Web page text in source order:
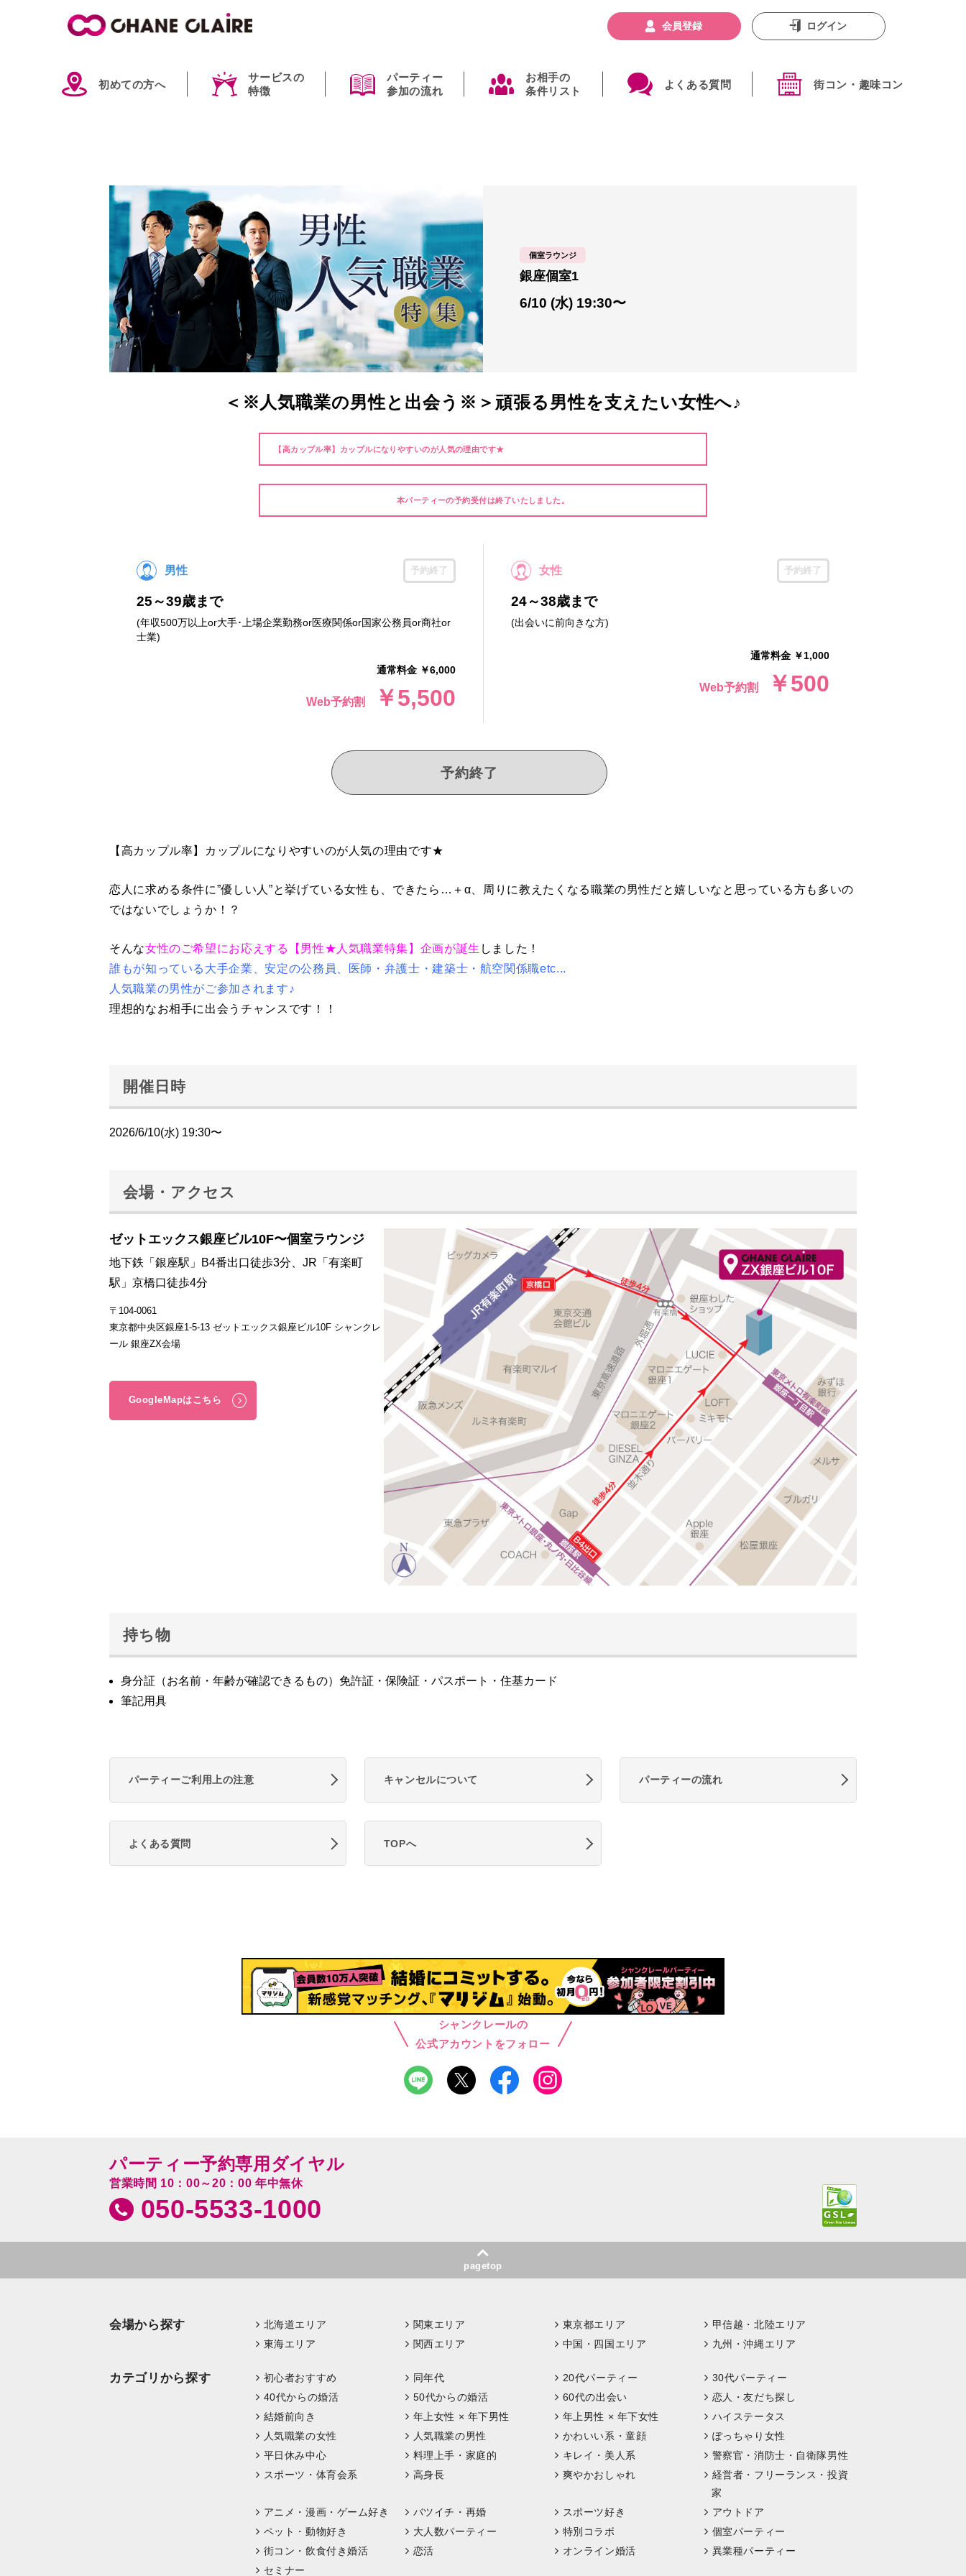
初めての方へ
サービスの
特徴
パーティー
参加の流れ
お相手の
条件リスト
よくある質問 街コン・趣味コン
会員登録 ログイン
6/10 (水) 19:30〜
個室ラウンジ
銀座個室1
＜※人気職業の男性と出会う※＞頑張る男性を支えたい女性へ♪
【高カップル率】カップルになりやすいのが人気の理由です★
本パーティーの予約受付は終了いたしました。
男性 予約終了
25～39歳まで
(年収500万以上or大手･上場企業勤務or医療関係or国家公務員or商社or
士業)
通常料金 ￥6,000
Web予約割 ￥5,500
女性 予約終了
24～38歳まで
(出会いに前向きな方)
通常料金 ￥1,000
Web予約割 ￥500
予約終了
【高カップル率】カップルになりやすいのが人気の理由です★
恋人に求める条件に”優しい人”と挙げている女性も、できたら…＋α、周りに教えたくなる職業の男性だと嬉しいなと思っている方も多いの
ではないでしょうか！？
そんな女性のご希望にお応えする【男性★人気職業特集】企画が誕生 しました！
誰もが知っている大手企業、安定の公務員、医師・弁護士・建築士・航空関係職etc...
人気職業の男性がご参加されます♪
理想的なお相手に出会うチャンスです！！
開催日時
2026/6/10(水) 19:30〜
会場・アクセス
ゼットエックス銀座ビル10F〜個室ラウンジ
地下鉄「銀座駅」B4番出口徒歩3分、JR「有楽町
駅」京橋口徒歩4分
〒104-0061
東京都中央区銀座1-5-13 ゼットエックス銀座ビル10F シャンクレ
ール 銀座ZX会場
GoogleMapはこちら
持ち物
身分証（お名前・年齢が確認できるもの）免許証・保険証・パスポート・住基カード
筆記用具
パーティーご利用上の注意 キャンセルについて パーティーの流れ
よくある質問 TOPへ
シャンクレールの
公式アカウントをフォロー
パーティー予約専用ダイヤル
営業時間 10：00～20：00 年中無休
050-5533-1000
pagetop
会場から探す 北海道エリア 関東エリア 東京都エリア
甲信越・北陸エリア
東海エリア
関西エリア 中国・四国エリア 九州・沖縄エリア
カテゴリから探す 初心者おすすめ 同年代 20代パーティー
30代パーティー
40代からの婚活
50代からの婚活 60代の出会い
恋人・友だち探し
結婚前向き
年上女性 × 年下男性 年上男性 × 年下女性
ハイステータス
人気職業の女性
人気職業の男性 かわいい系・童顔
ぽっちゃり女性
平日休み中心
料理上手・家庭的 キレイ・美人系
警察官・消防士・自衛隊男性
スポーツ・体育会系
高身長 爽やかおしゃれ
経営者・フリーランス・投資
家
アニメ・漫画・ゲーム好き
バツイチ・再婚 スポーツ好き
アウトドア
ペット・動物好き
大人数パーティー 特別コラボ
個室パーティー
街コン・飲食付き婚活
恋活 オンライン婚活
異業種パーティー
セミナー